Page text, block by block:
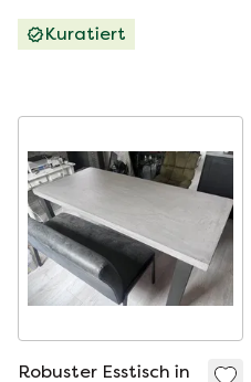
Kuratiert
Robuster Esstisch in